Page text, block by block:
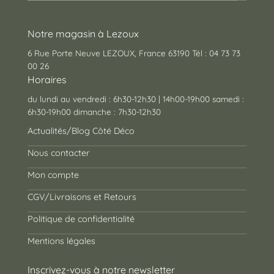
Notre magasin à Lezoux
6 Rue Porte Neuve LEZOUX, France 63190 Tél : 04 73 73
00 26
Horaires
du lundi au vendredi : 6h30-12h30 | 14h00-19h00 samedi :
6h30-19h00 dimanche : 7h30-12h30
Actualités/Blog Côté Déco
Nous contacter
Mon compte
CGV/Livraisons et Retours
Politique de confidentialité
Mentions légales
Inscrivez-vous à notre newsletter